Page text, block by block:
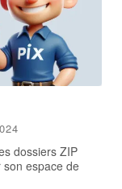
dossiers ZIP
espace de